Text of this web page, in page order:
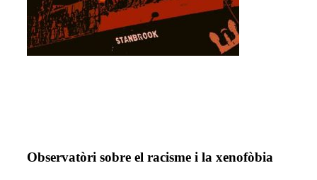
Observatòri sobre el racisme i la xenofòbia